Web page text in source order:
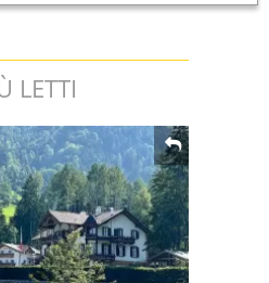
LETTI